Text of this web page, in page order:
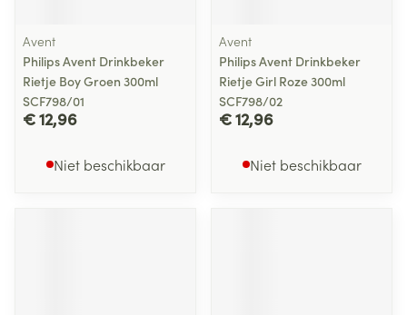
Avent
Philips Avent Drinkbeker
Rietje Boy Groen 300ml
SCF798/01
€ 12,96
Niet beschikbaar
Avent
Philips Avent Drinkbeker
Rietje Girl Roze 300ml
SCF798/02
€ 12,96
Niet beschikbaar